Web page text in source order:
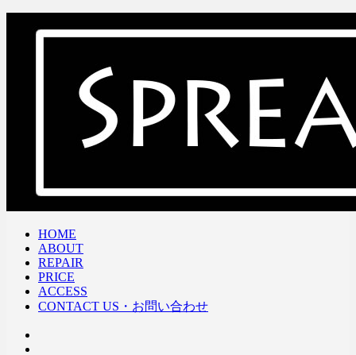
HOME
ABOUT
REPAIR
PRICE
ACCESS
CONTACT US・お問い合わせ